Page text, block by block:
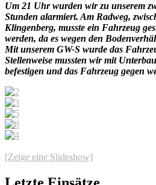
Um 21 Uhr wurden wir zu unserem
Stunden alarmiert. Am Radweg,
Klingenberg, musste ein Fahrzeug
werden, da es wegen den
Mit unserem GW-S wurde das
Stellenweise mussten wir mit
befestigen und das Fahrzeug gegen
[Zeige eine Slideshow]